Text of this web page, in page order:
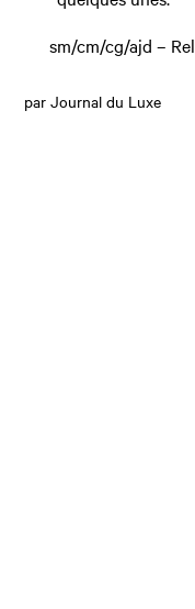
sm/cm/cg/ajd –
par Journal du Luxe